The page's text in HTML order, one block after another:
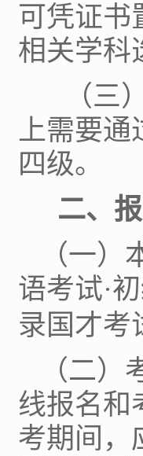
可凭证书
相关学科
（三
上需要通
四级。
二、
（一
语考试·
录国才考
（二
线报名和
考期间，